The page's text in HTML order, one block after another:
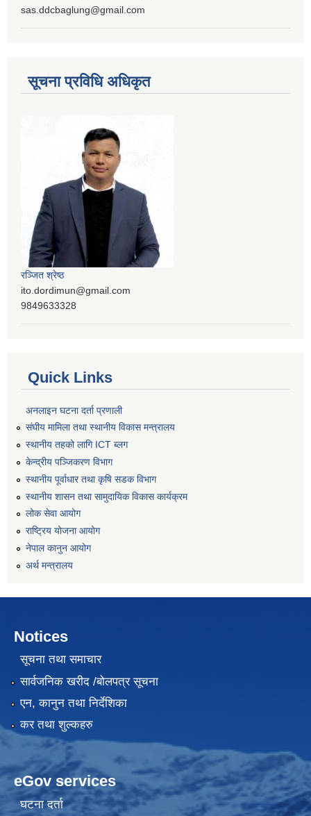
sas.ddcbaglung@gmail.com
सूचना प्रविधि अधिकृत
रञ्‍जित श्रेष्ठ
ito.dordimun@gmail.com
9849633328
Quick Links
अनलाइन घटना दर्ता प्रणाली
संघीय मामिला तथा स्थानीय विकास मन्त्रालय
स्थानीय तहको लागि ICT ब्लग
केन्द्रीय पञ्जिकरण विभाग
स्थानीय पूर्वाधार तथा कृषि सडक विभाग
स्थानीय शासन तथा सामुदायिक विकास कार्यक्रम
लोक सेवा आयोग
राष्ट्रिय योजना आयोग
नेपाल कानुन आयोग
अर्थ मन्त्रालय
Notices
सूचना तथा समाचार
सार्वजनिक खरीद /बोलपत्र सूचना
एन, कानुन तथा निर्देशिका
कर तथा शुल्कहरु
eGov services
घटना दर्ता